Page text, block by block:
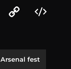
Arsenal fest